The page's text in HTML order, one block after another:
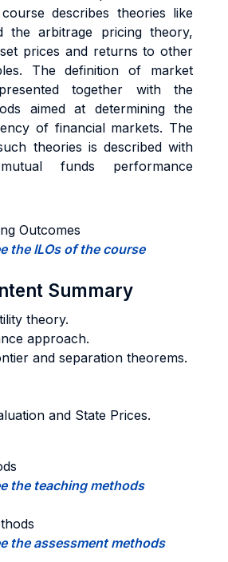
describes theories like
the arbitrage pricing theory,
prices and returns to other
The definition of market
together with the
aimed at determining the
of financial markets. The
theories is described with
funds performance
Outcomes
the ILOs of the course
Summary
theory.
approach.
and separation theorems.
and State Prices.
the teaching methods
the assessment methods